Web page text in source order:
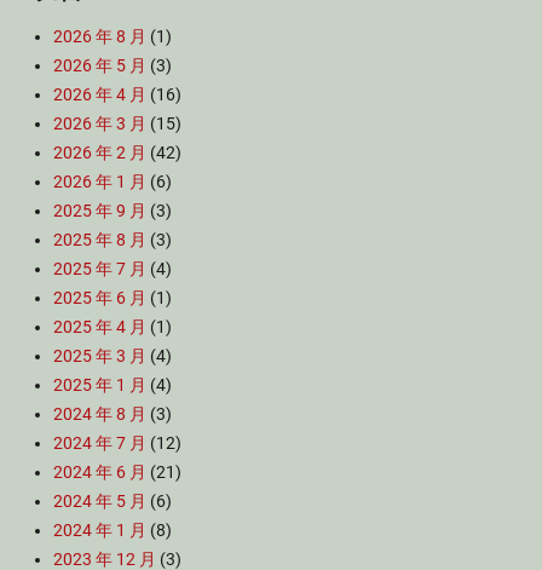
2026 年 8 月 (1)
2026 年 5 月 (3)
2026 年 4 月 (16)
2026 年 3 月 (15)
2026 年 2 月 (42)
2026 年 1 月 (6)
2025 年 9 月 (3)
2025 年 8 月 (3)
2025 年 7 月 (4)
2025 年 6 月 (1)
2025 年 4 月 (1)
2025 年 3 月 (4)
2025 年 1 月 (4)
2024 年 8 月 (3)
2024 年 7 月 (12)
2024 年 6 月 (21)
2024 年 5 月 (6)
2024 年 1 月 (8)
2023 年 12 月 (3)